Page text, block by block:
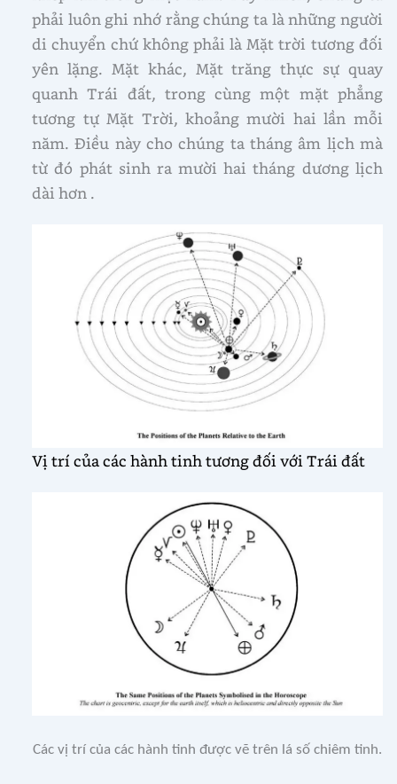
phải luôn ghi nhớ rằng chúng ta là những người
di chuyển chứ không phải là Mặt trời tương đối
yên lặng. Mặt khác, Mặt trăng thực sự quay
quanh Trái đất, trong cùng một mặt phẳng
tương tự Mặt Trời, khoảng mười hai lần mỗi
năm. Điều này cho chúng ta tháng âm lịch mà
từ đó phát sinh ra mười hai tháng dương lịch
dài hơn .
Vị trí của các hành tinh tương đối với Trái đất
Các vị trí của các hành tinh được vẽ trên lá số chiêm tinh.